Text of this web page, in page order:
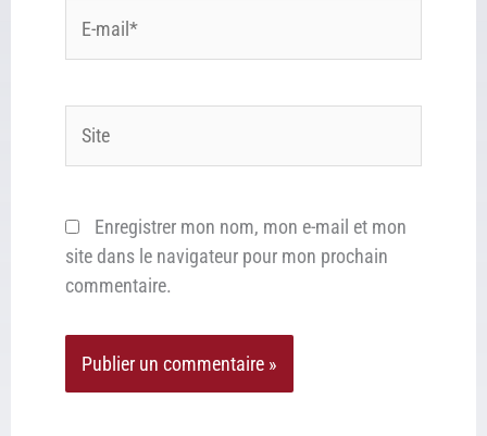
mail*
Enregistrer mon nom, mon e-mail et mon
site dans le navigateur pour mon prochain
commentaire.